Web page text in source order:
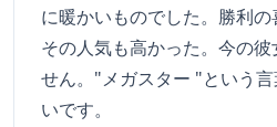
に暖かいものでした。勝利の
その人気も高かった。今の
せん。"メガスター "という
いです。